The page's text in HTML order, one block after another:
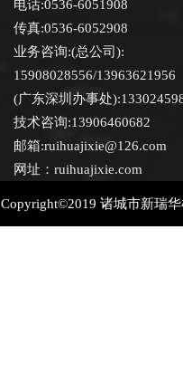
电话:0536-6051908
传真:0536-6052908
业务咨询:(总公司):
15908028556/13963621956
(广东深圳办事处
技术咨询:13906460682
邮箱:ruihuajixie@126.com
网址：ruihuajixie.com
Copyright©2019 诸城市新瑞